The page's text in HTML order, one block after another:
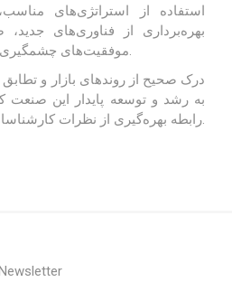
استفاده از استراتژی‌های
بهره‌برداری از فناوری‌های جدید،
درک صحیح از روندهای بازار و تطابق
به رشد و توسعه پایدار این صنعت
رابطه بهره‌گیری از نظرات